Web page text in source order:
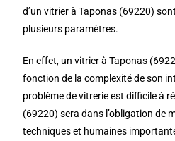
d’un vitrier à Taponas (69220)
plusieurs paramètres.
En effet, un vitrier à Taponas
fonction de la complexité de son
problème de vitrerie est difficile à
(69220) sera dans l’obligation de
techniques et humaines